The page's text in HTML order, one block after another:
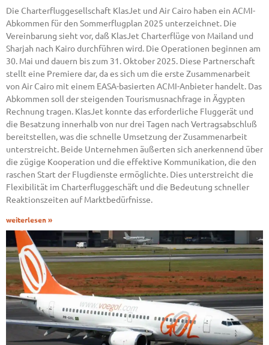
Die Charterfluggesellschaft KlasJet und Air Cairo haben ein ACMI-
Abkommen für den Sommerflugplan 2025 unterzeichnet. Die
Vereinbarung sieht vor, daß KlasJet Charterflüge von Mailand und
Sharjah nach Kairo durchführen wird. Die Operationen beginnen am
30. Mai und dauern bis zum 31. Oktober 2025. Diese Partnerschaft
stellt eine Premiere dar, da es sich um die erste Zusammenarbeit
von Air Cairo mit einem EASA-basierten ACMI-Anbieter handelt. Das
Abkommen soll der steigenden Tourismusnachfrage in Ägypten
Rechnung tragen. KlasJet konnte das erforderliche Fluggerät und
die Besatzung innerhalb von nur drei Tagen nach Vertragsabschluß
bereitstellen, was die schnelle Umsetzung der Zusammenarbeit
unterstreicht. Beide Unternehmen äußerten sich anerkennend über
die zügige Kooperation und die effektive Kommunikation, die den
raschen Start der Flugdienste ermöglichte. Dies unterstreicht die
Flexibilität im Charterfluggeschäft und die Bedeutung schneller
Reaktionszeiten auf Marktbedürfnisse.
weiterlesen »